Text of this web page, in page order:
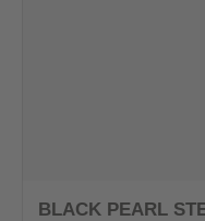
BLACK PEARL